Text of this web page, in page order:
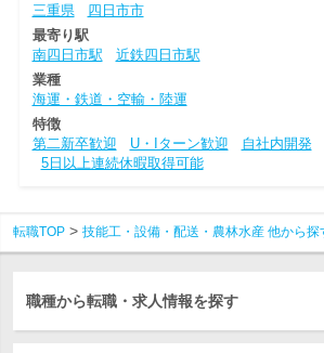
三重県
四日市市
最寄り駅
南四日市駅
近鉄四日市駅
業種
海運・鉄道・空輸・陸運
特徴
第二新卒歓迎
U・Iターン歓迎 自社内開発
5日以上連続休暇取得可能
転職TOP 技能工・設備・配送・農林水産 他から探
職種から転職・求人情報を探す